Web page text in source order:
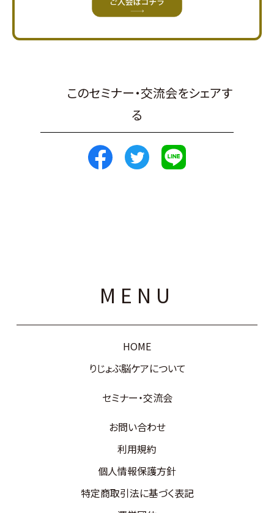
このセミナー・交流会をシェアす
る
MENU
HOME
りじょぶ脳ケアについて
セミナー・交流会
お問い合わせ
利用規約
個人情報保護方針
特定商取引法に基づく表記